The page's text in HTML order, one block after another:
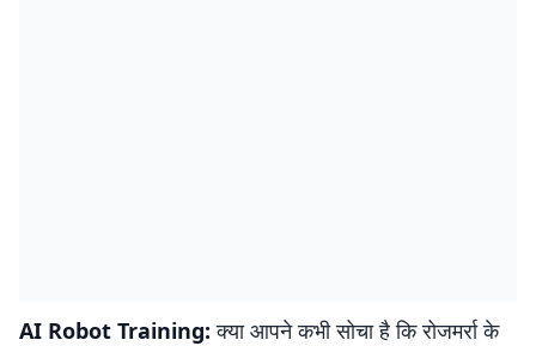
AI Robot Training: क्या आपने कभी सोचा है कि रोजमर्रा के